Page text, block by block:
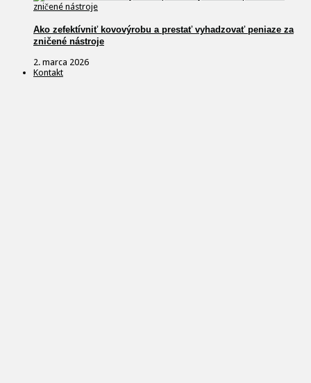
Ako zefektívniť kovovýrobu a prestať vyhadzovať peniaze za
zničené nástroje
2. marca 2026
Kontakt